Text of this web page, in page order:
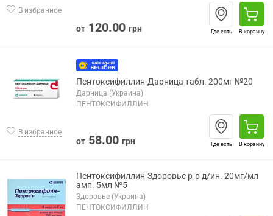
В избранное
от 120.00 грн Где есть В корзину
В избранное
Пентоксифиллин-Дарница табл. 200мг №20
Дарница (Украина)
ПЕНТОКСИФИЛЛИН
от 58.00 грн Где есть В корзину
Пентоксифиллин-Здоровье р-р д/ин. 20мг/мл
амп. 5мл №5
Здоровье (Украина)
ПЕНТОКСИФИЛЛИН